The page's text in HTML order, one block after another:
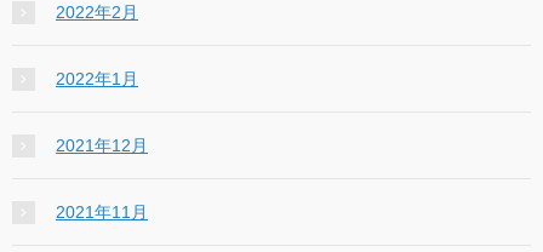
2022年2月
2022年1月
2021年12月
2021年11月